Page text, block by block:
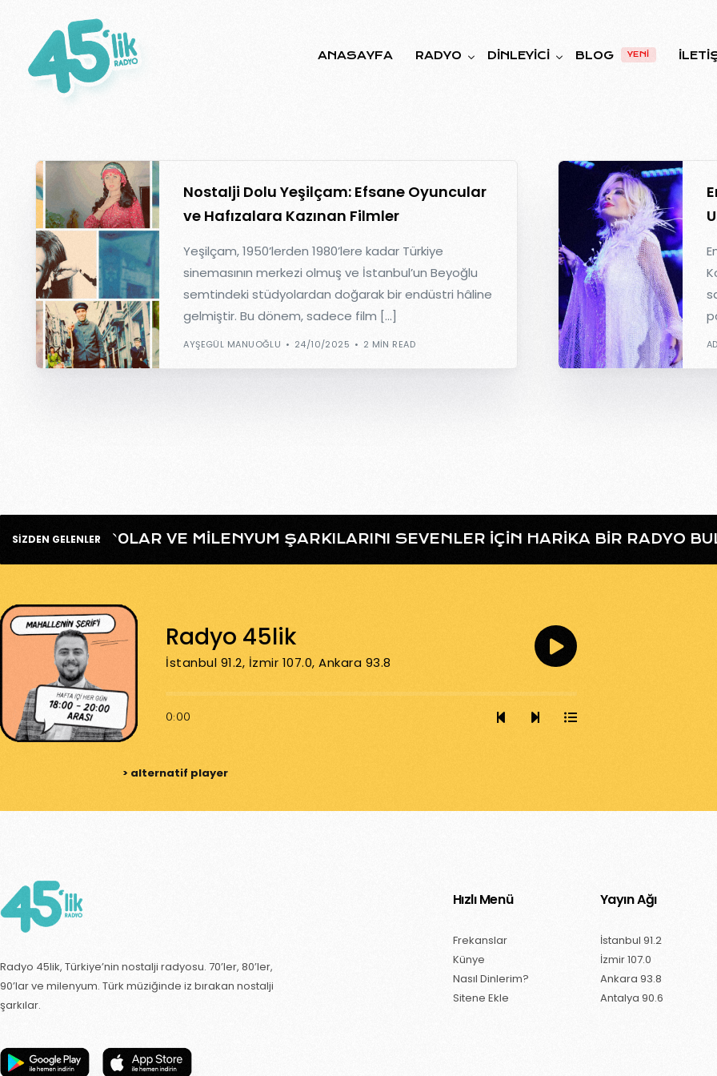
ANASAYFA RADYO DINLEYICI BLOG YENİ
Nostalji Dolu Yeşilçam: Efsane Oyuncular
ve Hafızalara Kazınan Filmler
Yeşilçam, 1950’lerden 1980’lere kadar Türkiye
sinemasının merkezi olmuş ve İstanbul’un Beyoğlu
semtindeki stüdyolardan doğarak bir endüstri hâline
gelmiştir. Bu dönem, sadece film […]
AYŞEGÜL MANUOĞLU 24/10/2025 2 MIN READ
SİZDEN GELENLER
BENIM GIBI 90LAR VE MILENYUM ŞARKILARINI SEVENLER IÇIN HARIKA BIR RADYO
Radyo 45lik
İstanbul 91.2, İzmir 107.0, Ankara 93.8
0:00
> alternatif player
Radyo 45lik, Türkiye’nin nostalji radyosu. 70’ler, 80’ler,
90’lar ve milenyum. Türk müziğinde iz bırakan nostalji
şarkılar.
Hızlı Menü
Frekanslar
Künye
Nasıl Dinlerim?
Sitene Ekle
Yayın Ağı
İstanbul 91.2
İzmir 107.0
Ankara 93.8
Antalya 90.6